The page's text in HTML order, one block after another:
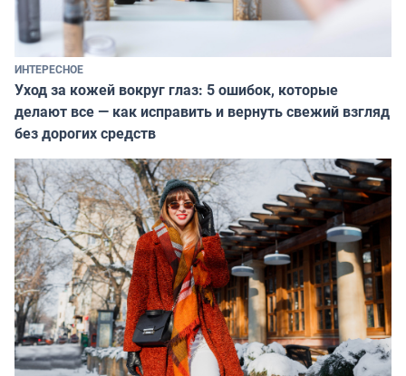
ИНТЕРЕСНОЕ
Уход за кожей вокруг глаз: 5 ошибок, которые
делают все — как исправить и вернуть свежий взгляд
без дорогих средств